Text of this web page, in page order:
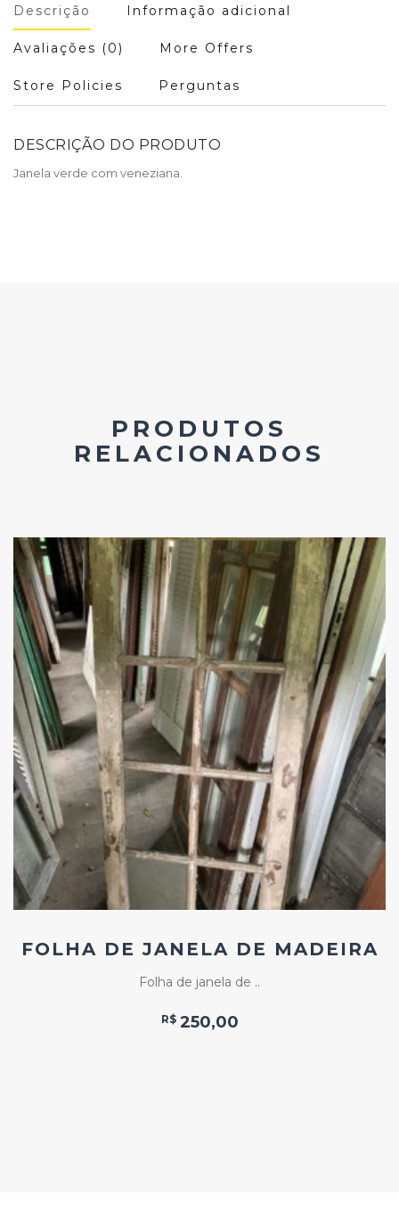
Descrição Informação adicional
Avaliações (0) More Offers
Store Policies Perguntas
DESCRIÇÃO DO PRODUTO
Janela verde com veneziana.
PRODUTOS
RELACIONADOS
Add
ao
Favoritos
FOLHA DE JANELA DE MADEIRA
Folha de janela de ..
R$ 250,00